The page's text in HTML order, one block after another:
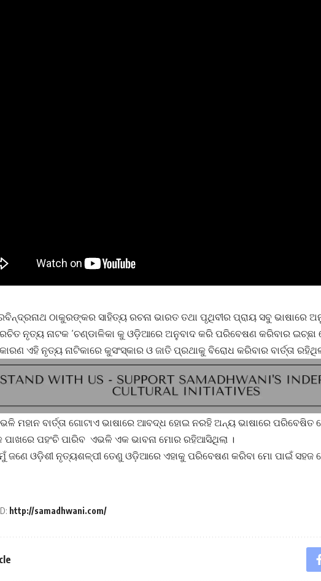
ଠାକୁରଙ୍କର ସାହିତ୍ୟ ରଚନା ଭାରତ ତଥା ପୃଥିବୀର ପ୍ରାୟ ସବୁ ଭାଷାରେ
ନୃତ୍ୟ ନାଟକ ‘ଚଣ୍ଡାଳିକା କୁ ଓଡ଼ିଆରେ ଅନୁବାଦ କରି ପରିବେଷଣ କରିବାର
ଏହି ନୃତ୍ୟ ନାଟିକାରେ କୁସଂସ୍କାର ଓ ଜାତି ପ୍ରଥାକୁ ବିରୋଧ କରିବାର ବାର୍ତ୍ତା
ମହାନ ବାର୍ତ୍ତା ଗୋଟାଏ ଭାଷାରେ ଆବଦ୍ଧ ହୋଇ ନରହି ଅନ୍ୟ ଭାଷାରେ ପରିବେଷିତ
ପହଂଚି ପାରିବ ଏଭଳି ଏକ ଭାବନା ମୋର ରହିଆସିଥିଲା ।
ଜଣେ ଓଡ଼ିଶୀ ନୃତ୍ୟଶଳ୍ପୀ ତେଣୁ ଓଡ଼ିଆରେ ଏହାକୁ ପରିବେଷଣ କରିବା ମୋ ପାଇଁ ସହଜ
http://samadhwani.com/